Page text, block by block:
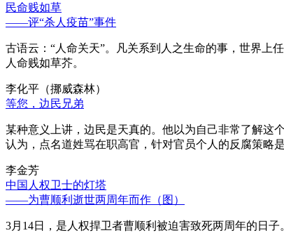
民命贱如草
——评“杀人疫苗”事件
古语云：“人命关天”。凡关系到人之生命的事，世界上
人命贱如草芥。
李化平（挪威森林）
等您，边民兄弟
某种意义上讲，边民是天真的。他以为自己非常了解这
认为，点名道姓骂在职高官，针对官员个人的反腐策略是
李金芳
中国人权卫士的灯塔
——为曹顺利逝世两周年而作（图）
3月14日，是人权捍卫者曹顺利被迫害致死两周年的日